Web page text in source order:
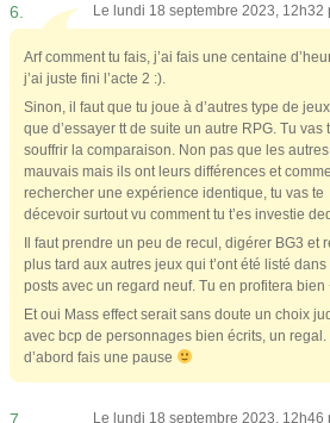
6. Le lundi 18 septembre 2023, 12h32
Arf comment tu fais, j’ai fais une centaine
j’ai juste fini l’acte 2 :).
Sinon, il faut que tu joue à d’autres type de
que d’essayer tt de suite un autre RPG. Tu vas
souffrir la comparaison. Non pas que les
mauvais mais ils ont leurs différences et
rechercher une expérience identique, tu vas te
décevoir surtout vu comment tu t’es investie
Il faut prendre un peu de recul, digérer BG3 et
plus tard aux autres jeux qui t’ont été listé dans
posts avec un regard neuf. Tu en profitera bien
Et oui Mass effect serait sans doute un choix
avec bcp de personnages bien écrits, un regal.
d’abord fais une pause
7.
Le lundi 18 septembre 2023, 12h46